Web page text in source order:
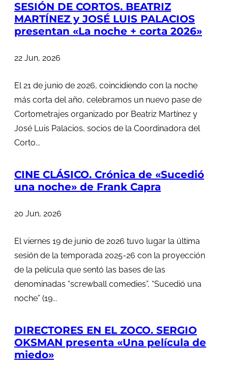
SESIÓN DE CORTOS. BEATRIZ
MARTÍNEZ y JOSÉ LUIS PALACIOS
presentan «La noche + corta 2026»
22 Jun, 2026
El 21 de junio de 2026, coincidiendo con la noche
más corta del año, celebramos un nuevo pase de
Cortometrajes organizado por Beatriz Martínez y
José Luis Palacios, socios de la Coordinadora del
Corto...
CINE CLÁSICO. Crónica de «Sucedió
una noche» de Frank Capra
20 Jun, 2026
El viernes 19 de junio de 2026 tuvo lugar la última
sesión de la temporada 2025-26 con la proyección
de la película que sentó las bases de las
denominadas “screwball comedies”, “Sucedió una
noche” (19...
DIRECTORES EN EL ZOCO. SERGIO
OKSMAN presenta «Una película de
miedo»